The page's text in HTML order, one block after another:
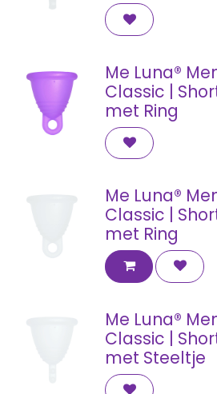
Me Luna®
Classic |
met Ring
Me Luna®
Classic |
met Ring
Me Luna®
Classic |
met Steeltje